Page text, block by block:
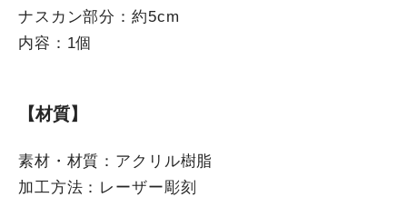
ナスカン部分：約5cm
内容：1個
【材質】
素材・材質：アクリル樹脂
加工方法：レーザー彫刻